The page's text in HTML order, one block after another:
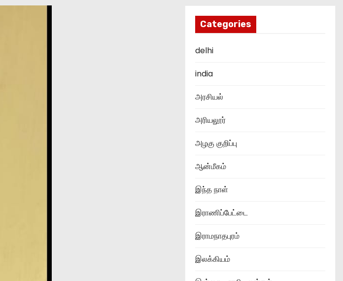
Categories
delhi
india
அரசியல்
அரியலூர்
அழகு குறிப்பு
ஆன்மீகம்
இந்த நாள்
இராணிப்பேட்டை
இராமநாதபுரம்
இலக்கியம்